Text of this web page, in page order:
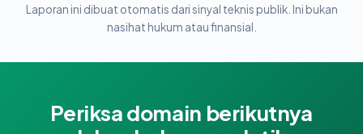
Laporan ini dibuat otomatis dari sinyal teknis publik. Ini bukan
nasihat hukum atau finansial.
Periksa domain berikutnya